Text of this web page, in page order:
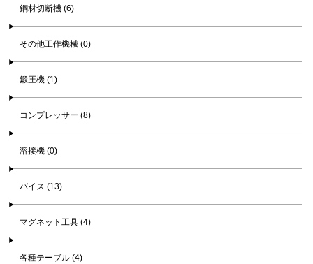
鋼材切断機 (6)
その他工作機械 (0)
鍛圧機 (1)
コンプレッサー (8)
溶接機 (0)
バイス (13)
マグネット工具 (4)
各種テーブル (4)